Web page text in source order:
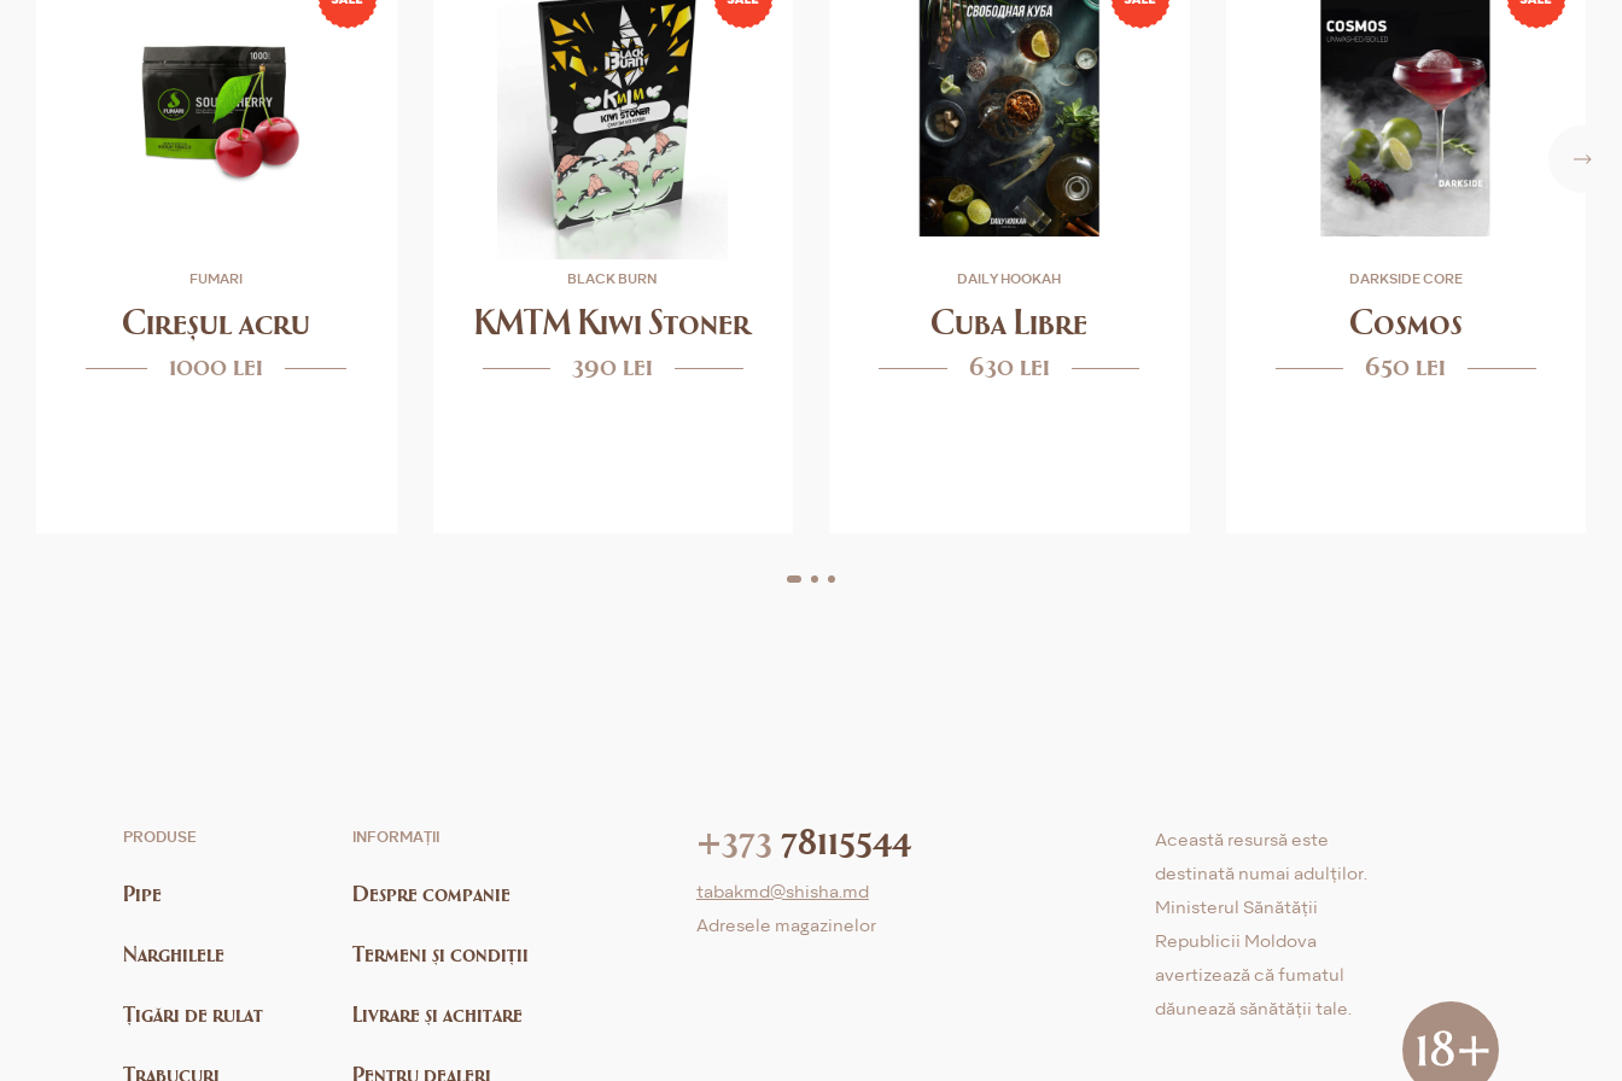
FUMARI
Cireșul acru
1000 lei
BLACK BURN
KMTM Kiwi Stoner
390 lei
DAILY HOOKAH
Cuba Libre
630 lei
DARKSIDE CORE
Cosmos
650 lei
PRODUSE
Pipe
Narghilele
Țigări de rulat
Trabucuri
INFORMAȚII
Despre companie
Termeni și condiții
Livrare și achitare
Pentru dealeri
+373 78115544
tabakmd@shisha.md
Adresele magazinelor
Această resursă este
destinată numai adulților.
Ministerul Sănătății
Republicii Moldova
avertizează că fumatul
dăunează sănătății tale.